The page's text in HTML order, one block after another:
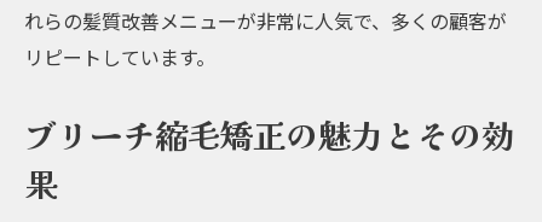
最新のブリーチ縮毛矯正技術とは？
髪質改善に役立つブリーチ縮毛矯正の施術
阪急沿線で受けられる最新技術のサロン紹
れらの髪質改善メニューが非常に人気で、多くの顧客が
リピートしています。
ブリーチ縮毛矯正の魅力とその効
果